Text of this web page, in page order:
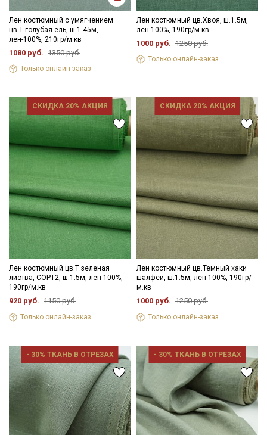
Лен костюмный с умягчением
цв.Т.голубая ель, ш.1.45м,
лен-100%, 210гр/м.кв
1080 руб. 1350 руб.
Только онлайн-заказ
Лен костюмный цв.Хвоя, ш.1.5м,
лен-100%, 190гр/м.кв
1000 руб. 1250 руб.
Только онлайн-заказ
СКИДКА 20% АКЦИЯ
Лен костюмный цв.Т.зеленая
листва, СОРТ2, ш.1.5м, лен-100%,
190гр/м.кв
920 руб. 1150 руб.
Только онлайн-заказ
СКИДКА 20% АКЦИЯ
Лен костюмный цв.Темный хаки
шалфей, ш.1.5м, лен-100%, 190гр/
м.кв
1000 руб. 1250 руб.
Только онлайн-заказ
- 30% ТКАНЬ В ОТРЕЗАХ - 30% ТКАНЬ В ОТРЕЗАХ